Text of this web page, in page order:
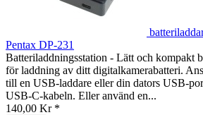
Pentax DP-231
Batteriladdningsstation - Lätt och kompakt
för laddning av ditt digitalkamerabatteri.
till en USB-laddare eller din dators USB-
USB-C-kabeln. Eller använd en...
140,00 Kr *